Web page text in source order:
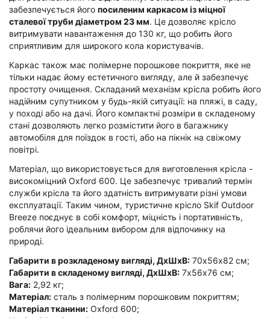
забезпечується його посиленим каркасом із міцної
сталевої труби діаметром 23 мм. Це дозволяє крісло
витримувати навантаження до 130 кг, що робить його
сприятливим для широкого кола користувачів.
Каркас також має полімерне порошкове покриття, яке не
тільки надає йому естетичного вигляду, але й забезпечує
простоту очищення. Складаний механізм крісла робить його
надійним супутником у будь-якій ситуації: на пляжі, в саду,
у поході або на дачі. Його компактні розміри в складеному
стані дозволяють легко розмістити його в багажнику
автомобіля для поїздок в гості, або на пікнік на свіжому
повітрі.
Матеріал, що використовується для виготовлення крісла -
високоміцний Oxford 600. Це забезпечує тривалий термін
служби крісла та його здатність витримувати різні умови
експлуатації. Таким чином, туристичне крісло Skif Outdoor
Breeze поєднує в собі комфорт, міцність і портативність,
роблячи його ідеальним вибором для відпочинку на
природі.
Габарити в розкладеному вигляді, ДхШхВ: 70х56х82 см;
Габарити в складеному вигляді, ДхШхВ: 7х56х76 см;
Вага: 2,92 кг;
Матеріал: сталь з полімерним порошковим покриттям;
Матеріал тканини: Oxford 600;